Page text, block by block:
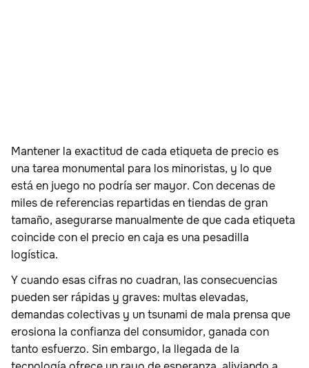
Mantener la exactitud de cada etiqueta de precio es
una tarea monumental para los minoristas, y lo que
está en juego no podría ser mayor. Con decenas de
miles de referencias repartidas en tiendas de gran
tamaño, asegurarse manualmente de que cada etiqueta
coincide con el precio en caja es una pesadilla
logística.
Y cuando esas cifras no cuadran, las consecuencias
pueden ser rápidas y graves: multas elevadas,
demandas colectivas y un tsunami de mala prensa que
erosiona la confianza del consumidor, ganada con
tanto esfuerzo. Sin embargo, la llegada de la